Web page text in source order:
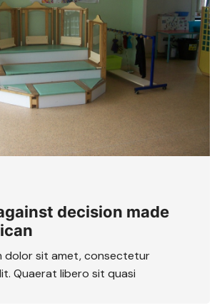
decision made
dolor sit amet, consectetur
Quaerat libero sit quasi